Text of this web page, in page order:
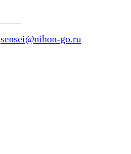
sensei@nihon-go.ru